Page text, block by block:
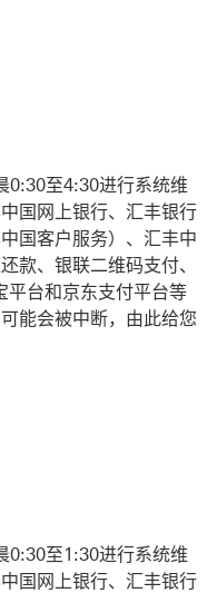
0:30至4:30进行系统维
国网上银行、汇丰银行
国客户服务）、汇丰中
款、银联二维码支付、
平台和京东支付平台等
能会被中断，由此给您
0:30至1:30进行系统维
国网上银行、汇丰银行